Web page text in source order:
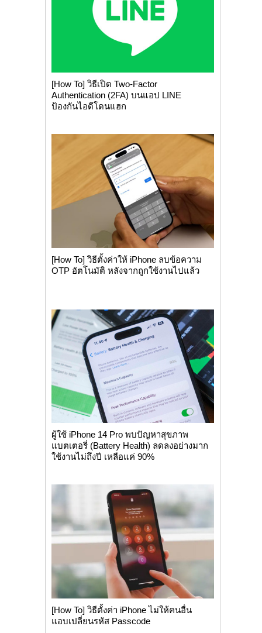
[How To] วิธีเปิด Two-Factor
Authentication (2FA) บนแอป LINE
ป้องกันไอดีโดนแฮก
[How To] วิธีตั้งค่าให้ iPhone ลบข้อความ
OTP อัตโนมัติ หลังจากถูกใช้งานไปแล้ว
ผู้ใช้ iPhone 14 Pro พบปัญหาสุขภาพ
แบตเตอรี่ (Battery Health) ลดลงอย่างมาก
ใช้งานไม่ถึงปี เหลือแค่ 90%
[How To] วิธีตั้งค่า iPhone ไม่ให้คนอื่น
แอบเปลี่ยนรหัส Passcode